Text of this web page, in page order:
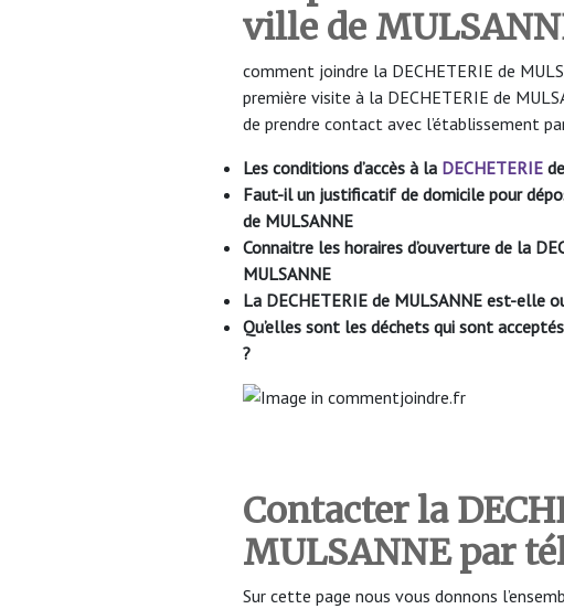
ville de
comment joindre la DECHETERIE de
première visite à la DECHETERIE de
de prendre contact avec l’établissement
Les conditions d’accès à la DECHETERIE
Faut-il un justificatif de domicile pour
de MULSANNE
Connaitre les horaires d’ouverture de la
MULSANNE
La DECHETERIE de MULSANNE est-elle
Qu’elles sont les déchets qui sont
?
Contacter la
MULSANNE par
Sur cette page nous vous donnons